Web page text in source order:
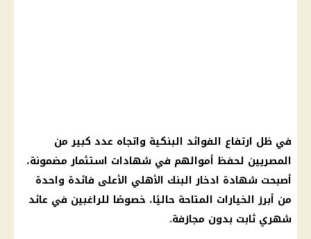
في ظل ارتفاع الفوائد البنكية واتجاه عدد كبير من
المصريين لحفظ أموالهم في شهادات استثمارمضمونة،
أصبحت شهادة ادخار البنك الأهلي الأعلى فائدة واحدة
من أبرز الخيارات المتاحة حاليًا، خصوصًا للراغبين في عائد
شهري ثابت بدون مجازفة.